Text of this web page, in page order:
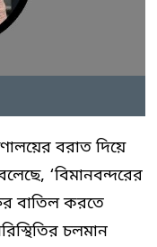
বরাত দিয়ে
‘বিমানবন্দরের
বাতিল করতে
চলমান